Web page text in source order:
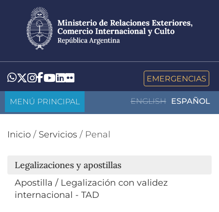
contenido
principal
Whatsapp
Twitter
Instagram
Facebook
YouTube
LinkedIn
Flickr EMERGENCIAS
ENGLISH ESPAÑOL
MENÚ PRINCIPAL
Inicio / Servicios / Penal
Legalizaciones y apostillas
Apostilla / Legalización con validez
internacional - TAD